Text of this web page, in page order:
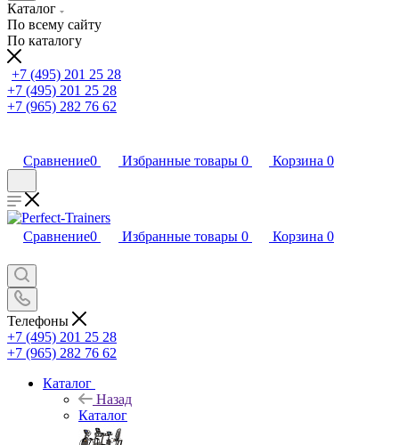
Каталог
По всему сайту
По каталогу
+7 (495) 201 25 28
+7 (495) 201 25 28
+7 (965) 282 76 62
Сравнение0 Избранные товары 0 Корзина 0
Сравнение0 Избранные товары 0 Корзина 0
Телефоны
+7 (495) 201 25 28
+7 (965) 282 76 62
Каталог
Назад
Каталог